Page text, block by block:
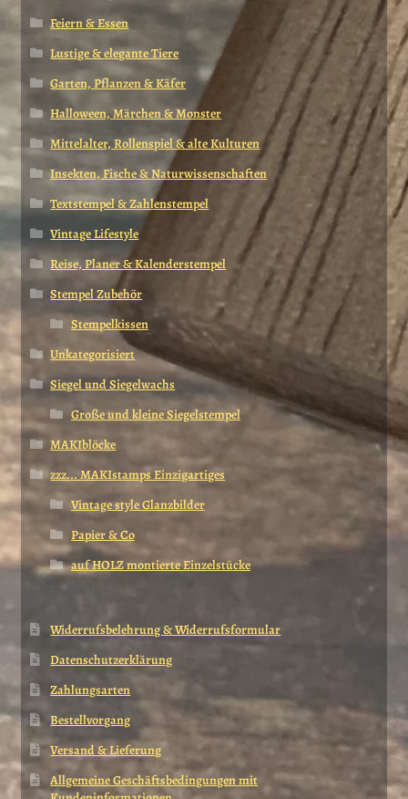
Feiern & Essen
Lustige & elegante Tiere
Garten, Pflanzen & Käfer
Halloween, Märchen & Monster
Mittelalter, Rollenspiel & alte Kulturen
Insekten, Fische & Naturwissenschaften
Textstempel & Zahlenstempel
Vintage Lifestyle
Reise, Planer & Kalenderstempel
Stempel Zubehör
Stempelkissen
Unkategorisiert
Siegel und Siegelwachs
Große und kleine Siegelstempel
MAKIblöcke
zzz... MAKIstamps Einzigartiges
Vintage style Glanzbilder
Papier & Co
auf HOLZ montierte Einzelstücke
Widerrufsbelehrung & Widerrufsformular
Datenschutzerklärung
Zahlungsarten
Bestellvorgang
Versand & Lieferung
Allgemeine Geschäftsbedingungen mit